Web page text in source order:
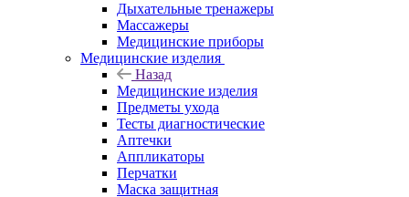
Дыхательные тренажеры
Массажеры
Медицинские приборы
Медицинские изделия
Назад
Медицинские изделия
Предметы ухода
Тесты диагностические
Аптечки
Аппликаторы
Перчатки
Маска защитная